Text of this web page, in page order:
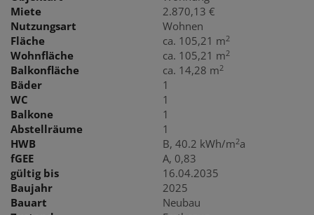
Miete
2.870,13 €
Nutzungsart
Wohnen
Fläche
ca. 105,21 m2
Wohnfläche ca. 105,21 m2
Balkonfläche ca. 14,28 m2
Bäder
1
WC
1
Balkone
1
Abstellräume
1
HWB
B, 40.2 kWh/m2a
fGEE
A, 0,83
gültig bis
16.04.2035
Baujahr
2025
Bauart
Neubau